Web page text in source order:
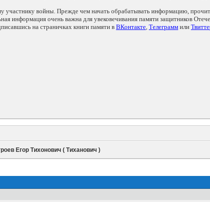
участнику войны. Прежде чем начать обрабатывать информацию,
информация очень важна для увековечивания памяти защитников
на страничках книги памяти в ВКонтакте, Телеграмм или
Егор Тихонович ( Тиханович )